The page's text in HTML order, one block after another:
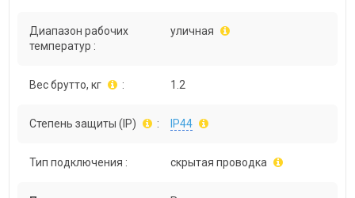
Диапазон рабочих
температур :
уличная
Вес брутто, кг : 1.2
Степень защиты (IP) : IP44
Тип подключения : скрытая проводка